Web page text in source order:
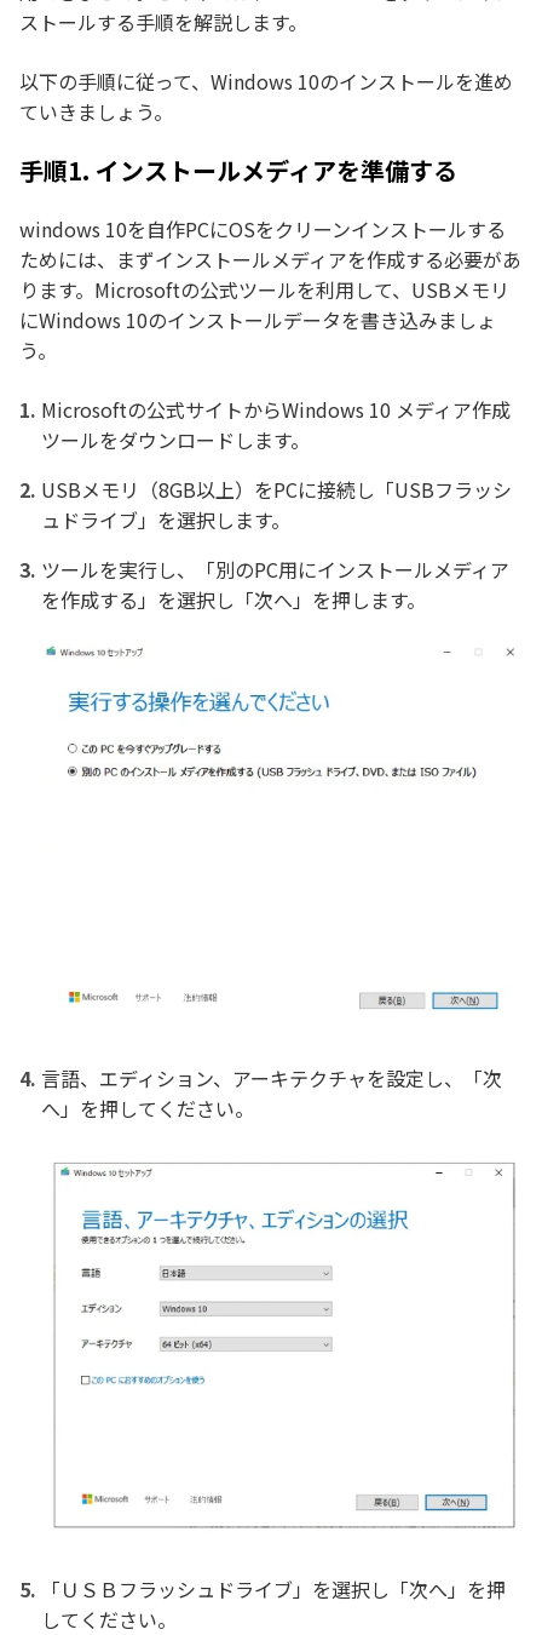
ストールする手順を解説します。
以下の手順に従って、Windows 10のインストールを進め
ていきましょう。
手順1. インストールメディアを準備する
windows 10を自作PCにOSをクリーンインストールする
ためには、まずインストールメディアを作成する必要があ
ります。Microsoftの公式ツールを利用して、USBメモリ
にWindows 10のインストールデータを書き込みましょ
う。
Microsoftの公式サイトからWindows 10 メディア作成
ツールをダウンロードします。
USBメモリ（8GB以上）をPCに接続し「USBフラッシ
ュドライブ」を選択します。
ツールを実行し、「別のPC用にインストールメディア
を作成する」を選択し「次へ」を押します。
言語、エディション、アーキテクチャを設定し、「次
へ」を押してください。
「ＵＳＢフラッシュドライブ」を選択し「次へ」を押
してください。